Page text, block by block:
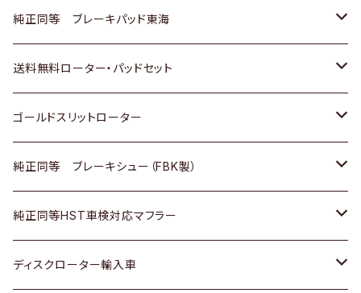
スバル
日野
三菱ふそう
ＢＭＷ
三菱
日野
三菱ふそう
日野
三菱ふそう
その他
マツダ
三菱
スバル
いすゞ
ダイハツ
マツダ
三菱
スバル
ダイハツ
マツダ
三菱
スズキ
日産
ダイハツ
マツダ
三菱
スバル
ホンダ
スズキ
日産
いすゞ
ダイハツ
マツダ
トヨタ
ホンダ
スズキ
日産
ダイハツ
マツダ
純正同等 ブレーキパッド東海
トヨタ
ホンダ
日産
いすゞ
ダイハツ
送料無料ローター・パッドセット
トヨタ
ホンダ
スズキ
日産
ゴールドスリットローター
トヨタ
ホンダ
スズキ
純正同等 ブレーキシュー（FBK製）
ホンダ
スズキ
純正同等HST車検対応マフラー
トヨタ
ディスクローター輸入車